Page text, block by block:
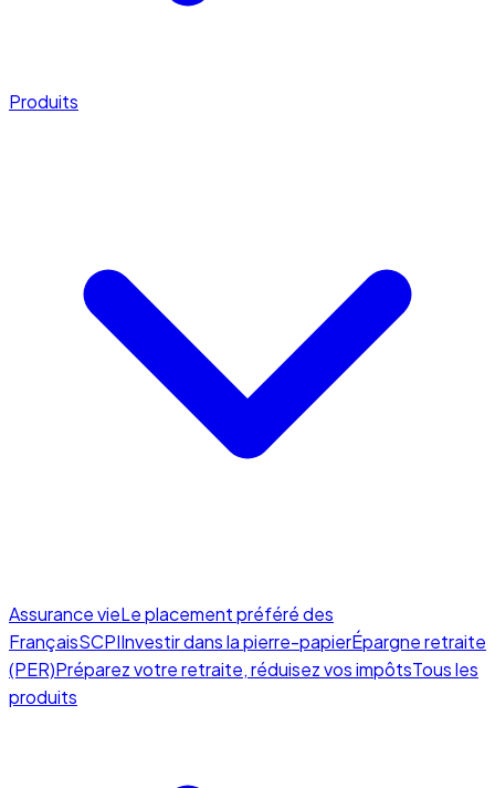
Produits
Assurance vieLe placement préféré des
FrançaisSCPIInvestir dans la pierre-papierÉpargne retraite
(PER)Préparez votre retraite, réduisez vos impôtsTous les
produits